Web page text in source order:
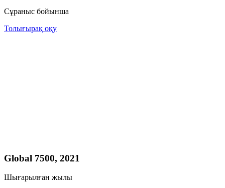
Сұраныс бойынша
Толығырақ оқу
Global 7500, 2021
Шығарылған жылы